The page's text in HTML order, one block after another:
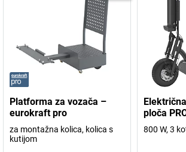
Platforma za vozača –
eurokraft pro
za montažna kolica, kolica s
kutijom
ploča
800 W, 3